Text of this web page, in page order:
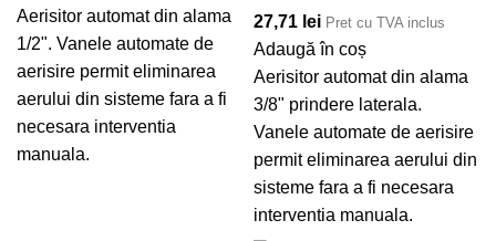
Aerisitor automat din alama
1/2". Vanele automate de
aerisire permit eliminarea
aerului din sisteme fara a fi
necesara interventia
manuala.
27,71 lei Pret cu TVA inclus
Adaugă în coș
Aerisitor automat din alama
3/8" prindere laterala.
Vanele automate de aerisire
permit eliminarea aerului din
sisteme fara a fi necesara
interventia manuala.